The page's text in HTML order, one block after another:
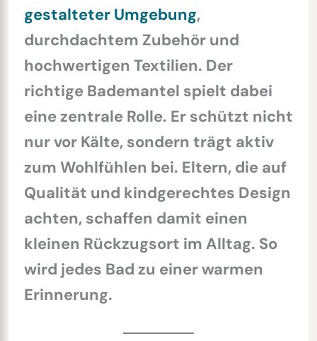
gestalteter Umgebung,
durchdachtem Zubehör und
hochwertigen Textilien. Der
richtige Bademantel spielt dabei
eine zentrale Rolle. Er schützt nicht
nur vor Kälte, sondern trägt aktiv
zum Wohlfühlen bei. Eltern, die auf
Qualität und kindgerechtes Design
achten, schaffen damit einen
kleinen Rückzugsort im Alltag. So
wird jedes Bad zu einer warmen
Erinnerung.